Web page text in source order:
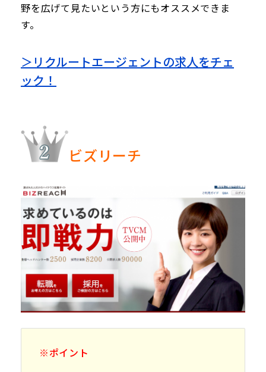
野を広げて見たいという方にもオススメできま
す。
＞リクルートエージェントの求人をチェ
ック！
ビズリーチ
※ポイント